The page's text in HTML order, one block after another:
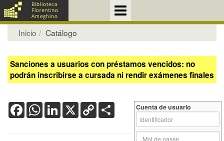
Inicio Catálogo
Sanciones a usuarios con préstamos vencidos: no
podrán inscribirse a cursada ni rendir exámenes finales
FacebookWhatsApp
LinkedIn
X Copy
Link
Cuenta de usuario